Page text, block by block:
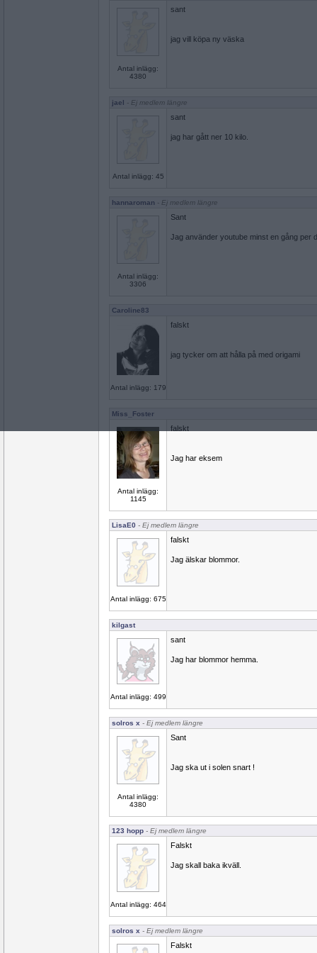
Antal inlägg:
4380
sant
jag vill köpa ny väska
jael - Ej medlem längre
Antal inlägg: 45
sant
jag har gått ner 10 kilo.
hannaroman - Ej medlem längre
Antal inlägg:
3306
Sant
Jag använder youtube minst en gång per
Caroline83
Antal inlägg: 179
falskt
jag tycker om att hålla på med origami
Miss_Foster
Antal inlägg:
1145
falskt
Jag har eksem
LisaE0 - Ej medlem längre
Antal inlägg: 675
falskt
Jag älskar blommor.
kilgast
Antal inlägg: 499
sant
Jag har blommor hemma.
solros x - Ej medlem längre
Antal inlägg:
4380
Sant
Jag ska ut i solen snart !
123 hopp - Ej medlem längre
Antal inlägg: 464
Falskt
Jag skall baka ikväll.
solros x - Ej medlem längre
Falskt